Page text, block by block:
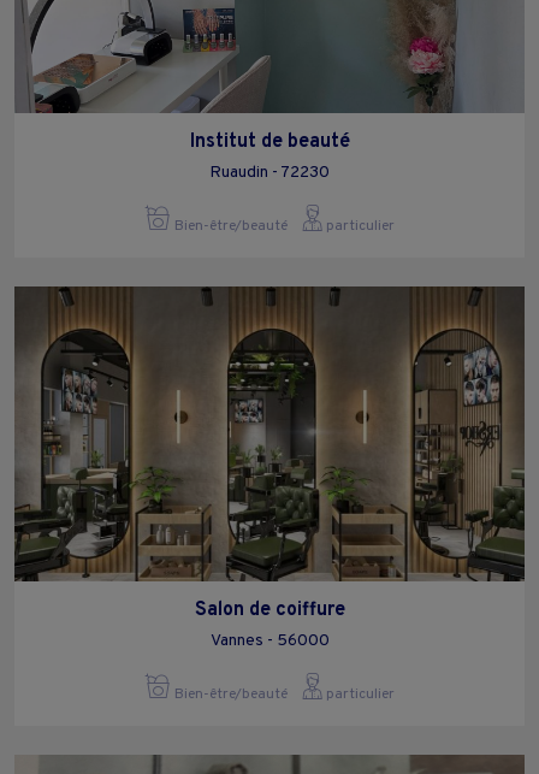
Institut de beauté
Ruaudin - 72230
Bien-être/beauté particulier
Salon de coiffure
Vannes - 56000
Bien-être/beauté particulier